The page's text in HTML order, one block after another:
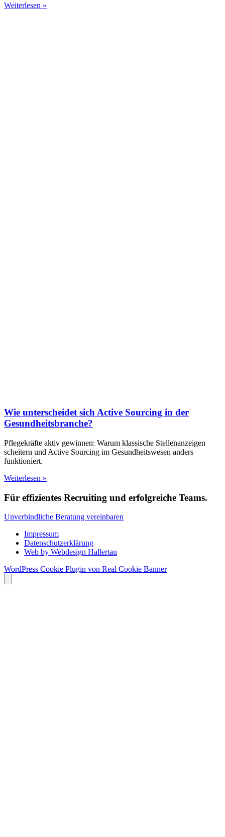
Weiterlesen »
Wie unterscheidet sich Active Sourcing in der
Gesundheitsbranche?
Pflegekräfte aktiv gewinnen: Warum klassische Stellenanzeigen
scheitern und Active Sourcing im Gesundheitswesen anders
funktioniert.
Weiterlesen »
Für effizientes Recruiting und erfolgreiche Teams.
Unverbindliche Beratung vereinbaren
Impressum
Datenschutzerklärung
Web by Webdesign Hallertau
WordPress Cookie Plugin von Real Cookie Banner